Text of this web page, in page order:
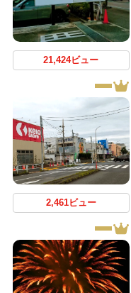
21,424ビュー
2,461ビュー